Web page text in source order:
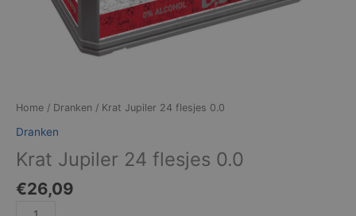
Home / Dranken / Krat Jupiler 24 flesjes 0.0
Dranken
Krat Jupiler 24 flesjes 0.0
€26,09